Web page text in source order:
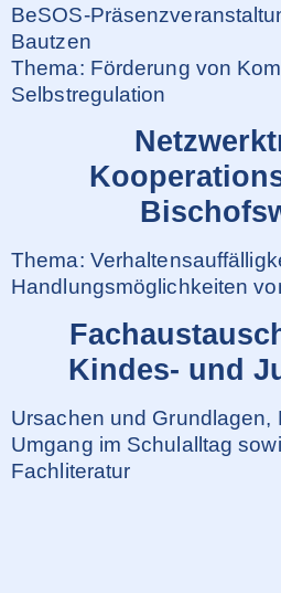
BeSOS-
Bautzen
Thema: Förderung von
Selbstregulation
Thema:
Handlungsmöglichkeiten
Kindes- und
Ursachen und Grundlagen,
Umgang im Schulalltag
Fachliteratur